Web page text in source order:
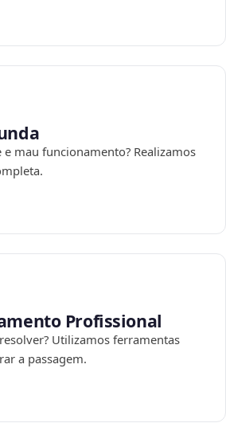
mau funcionamento? Realizamos
Profissional
Utilizamos ferramentas
a passagem.